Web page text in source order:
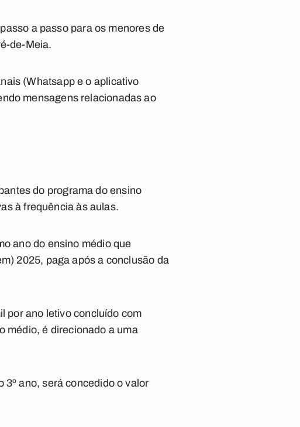
a passo para os menores de
de-Meia.
(Whatsapp e o aplicativo
mensagens relacionadas ao
do programa do ensino
à frequência às aulas.
ano do ensino médio que
2025, paga após a conclusão da
por ano letivo concluído com
médio, é direcionado a uma
3º ano, será concedido o valor